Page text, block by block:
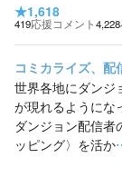
★1,618
419応援コメント4,228
コミカライズ、配
世界各地にダンジ
が現れるようにな
ダンジョン配信
ッピング〉を活か